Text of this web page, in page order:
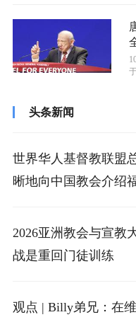
头条新闻
世界华人基督教联盟
晰地向中国教会介绍
2026亚洲教会与宣教
战是重回门徒训练
观点 | Billy弟兄：在